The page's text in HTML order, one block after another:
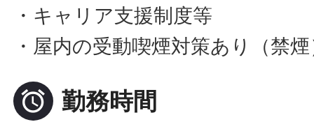
・キャリア支援制度等
・屋内の受動喫煙対策あり（禁
 勤務時間